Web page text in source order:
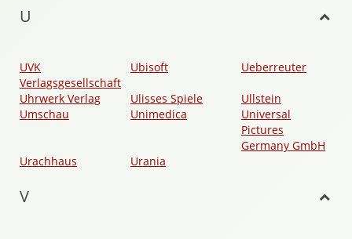
U
UVK
Verlagsgesellschaft
Ubisoft Ueberreuter
Uhrwerk Verlag Ulisses Spiele
Ullstein
Umschau
Unimedica
Universal
Pictures
Germany GmbH
Urachhaus
Urania
V